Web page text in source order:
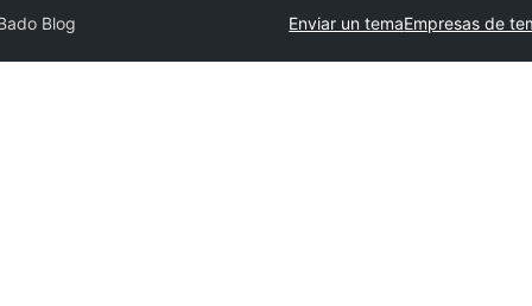
Blog Enviar un temaEmpresas de